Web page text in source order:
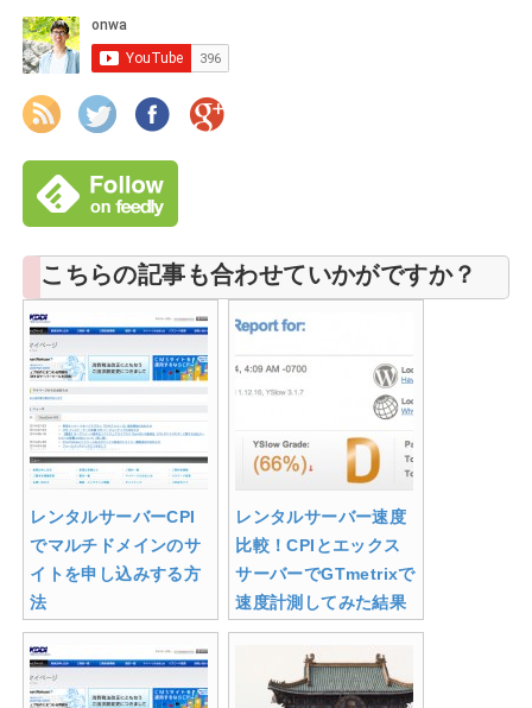
こちらの記事も合わせていかがですか？
レンタルサーバーCPI
でマルチドメインのサ
イトを申し込みする方
法
レンタルサーバー速度
比較！CPIとエックス
サーバーでGTmetrixで
速度計測してみた結果